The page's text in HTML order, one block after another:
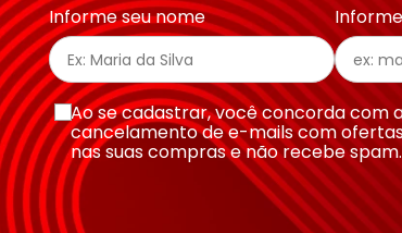
Informe seu nome
Ao se cadastrar, você concorda com
cancelamento de e-mails com
nas suas compras e não recebe spam.